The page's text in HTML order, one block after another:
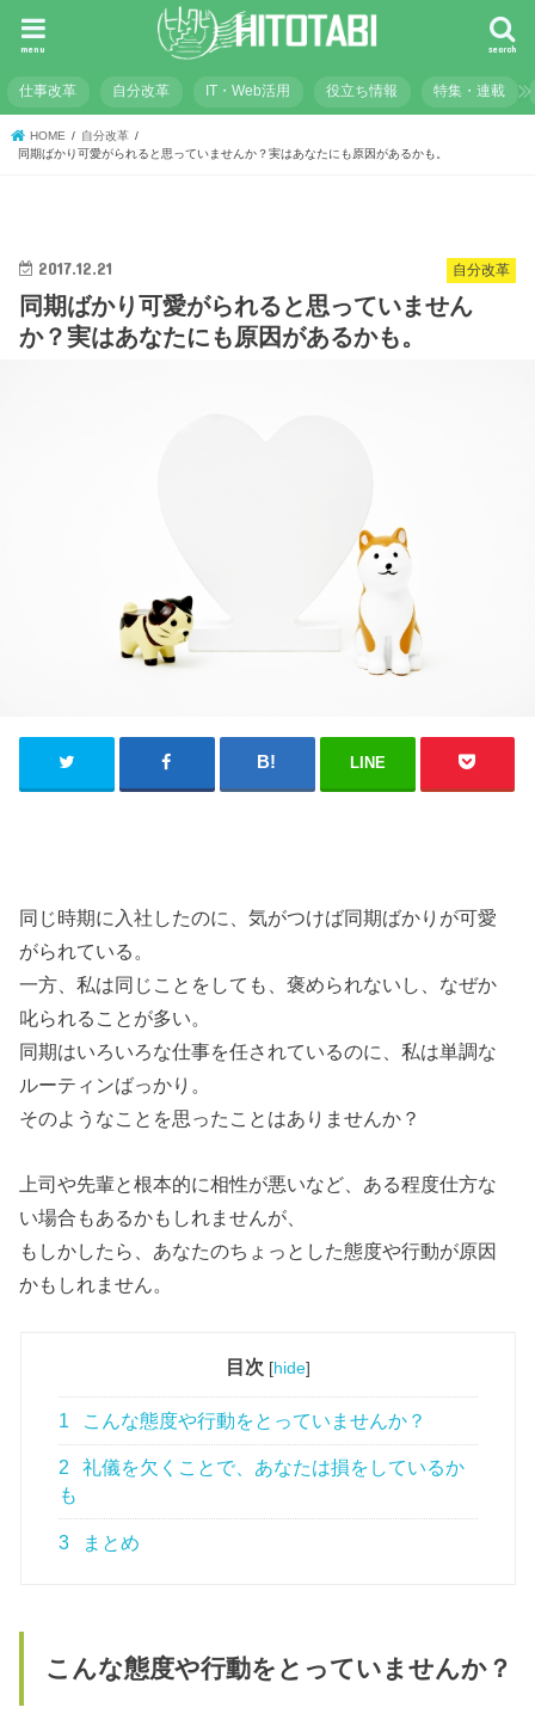
search
menu
仕事改革 自分改革 IT・Web活用 役立ち情報 特集・連載
HOME
自分改革
同期ばかり可愛がられると思っていませんか？実はあなたにも原因があるかも。
自分改革
2017.12.21
同期ばかり可愛がられると思っていません
か？実はあなたにも原因があるかも。
LINE
同じ時期に入社したのに、気がつけば同期ばかりが可愛
がられている。
一方、私は同じことをしても、褒められないし、なぜか
叱られることが多い。
同期はいろいろな仕事を任されているのに、私は単調な
ルーティンばっかり。
そのようなことを思ったことはありませんか？
上司や先輩と根本的に相性が悪いなど、ある程度仕方な
い場合もあるかもしれませんが、
もしかしたら、あなたのちょっとした態度や行動が原因
かもしれません。
目次 [hide]
1 こんな態度や行動をとっていませんか？
2
礼儀を欠くことで、あなたは損をしているか
も
3 まとめ
こんな態度や行動をとっていませんか？